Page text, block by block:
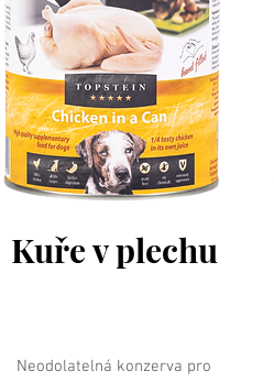
Kuře v plechu
Neodolatelná konzerva pro